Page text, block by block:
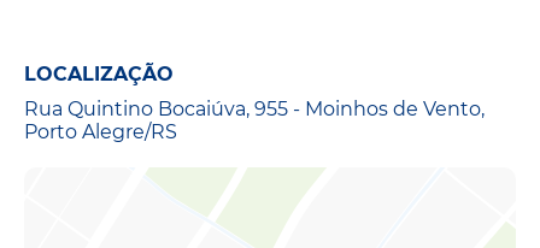
LOCALIZAÇÃO
Rua Quintino Bocaiúva, 955 - Moinhos de Vento,
Porto Alegre/RS